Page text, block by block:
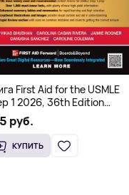
First Aid for the USMLE
1 2026, 36th Edition
переплет,
язык)
руб.
КУПИТЬ